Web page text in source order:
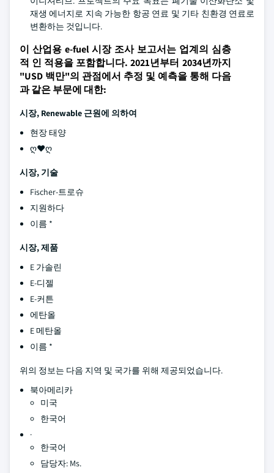
재생 에너지로 지속 가능한 항공 연료 및 기타 친환경 연료로
변환하는 것입니다.
이 산업용 e-fuel 시장 조사 보고서는 업계의 심층
적 인 적용을 포함합니다. 2021년부터 2034년까지
"USD 백만"의 관점에서 추정 및 예측을 통해 다음
과 같은 부문에 대한:
시장, Renewable 근원에 의하여
현장 태양
ღ♥ღ
시장, 기술
Fischer-트로슈
지원하다
이름 *
시장, 제품
E 가솔린
E-디젤
E-커튼
에탄올
E 메탄올
이름 *
위의 정보는 다음 지역 및 국가를 위해 제공되었습니다.
북아메리카
미국
한국어
·
한국어
담당자: Ms.